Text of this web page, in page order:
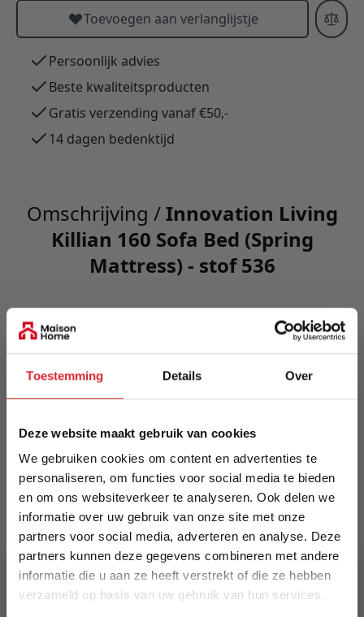
Toestemming Details Over
Deze website maakt gebruik van cookies
We gebruiken cookies om content en advertenties te
personaliseren, om functies voor social media te bieden
en om ons websiteverkeer te analyseren. Ook delen we
informatie over uw gebruik van onze site met onze
partners voor social media, adverteren en analyse. Deze
partners kunnen deze gegevens combineren met andere
informatie die u aan ze heeft verstrekt of die ze hebben
verzameld op basis van uw gebruik van hun services.
Toevoegen aan verlanglijstje
Persoonlijk advies
Beste kwaliteitsproducten
Gratis verzending vanaf €50,-
14 dagen bedenktijd
Omschrijving /Innovation Living
Killian 160 Sofa Bed (Spring
Mattress) - stof 536
Killian's compact modern design is as pleasing to
the eye as it is easily converted from sofa to bed.
In mere seconds the space optimizing sofa
becomes a comfortable king size double bed.
Merk
Innovation Living
EAN
5700110953764
Prijs